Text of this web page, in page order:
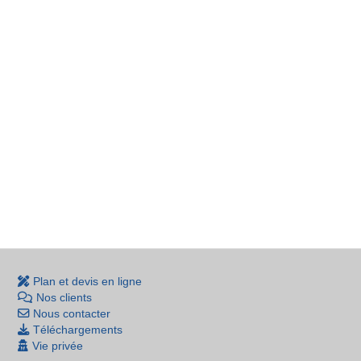
Plan et devis en ligne
Nos clients
Nous contacter
Téléchargements
Vie privée